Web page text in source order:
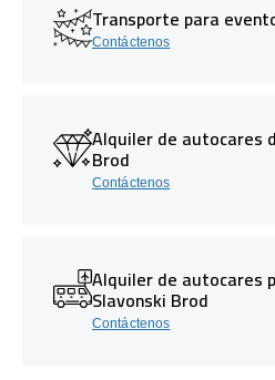
Transporte para
Contáctenos
Alquiler de autocares
Brod
Contáctenos
Alquiler de autocares
Slavonski Brod
Contáctenos